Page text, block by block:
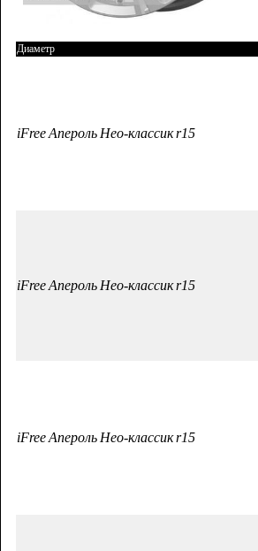
Диаметр
iFree Апероль Нео-классик r15
iFree Апероль Нео-классик r15
iFree Апероль Нео-классик r15